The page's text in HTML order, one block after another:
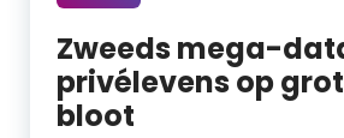
Zweeds mega-
privélevens op
bloot